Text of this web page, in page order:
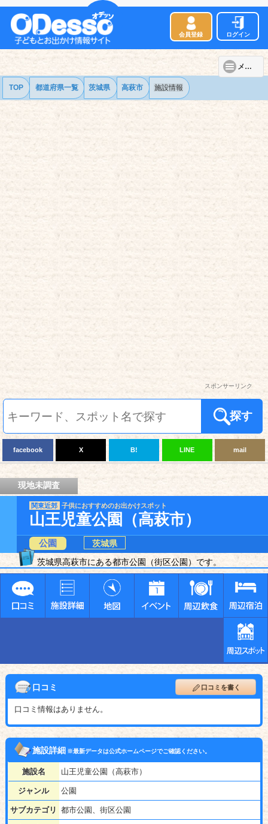
会員登録 ログイン
メニュー
TOP 都道府県一覧 茨城県 高萩市 施設情報
スポンサーリンク
探す
facebook X B! LINE mail
現地未調査
関東近郊 子供におすすめのお出かけスポット
山王児童公園（高萩市）
公園
茨城県
茨城県高萩市にある都市公園（街区公園）です。
口コミ 口コミを書く
口コミ情報はありません。
施設詳細※最新データは公式ホームページでご確認ください。
施設名 山王児童公園（高萩市）
ジャンル 公園
サブカテゴリ 都市公園、街区公園